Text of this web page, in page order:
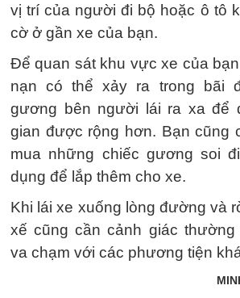
vị trí của người đi bộ hoặc ô tô
cờ ở gần xe của bạn.
Để quan sát khu vực xe của
nạn có thể xảy ra trong bãi
gương bên người lái ra xa để
gian được rộng hơn. Bạn cũng
mua những chiếc gương soi
dụng để lắp thêm cho xe.
Khi lái xe xuống lòng đường và
xế cũng cần cảnh giác thường
va chạm với các phương tiện